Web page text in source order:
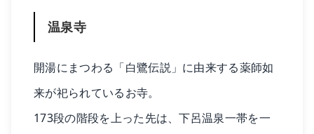
温泉寺
開湯にまつわる「白鷺伝説」に由来する薬師如
来が祀られているお寺。
173段の階段を上った先は、下呂温泉一帯を一